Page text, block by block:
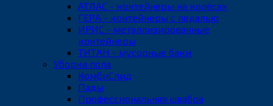
АТЛАС - контейнеры на колёсах
ГЕРА - контейнеры с педалью
ИРИС - металлизированные
контейнеры
ТИТАН - мусорные баки
Уборка пола
КомбиСпид
Пады
Профессиональная швабра